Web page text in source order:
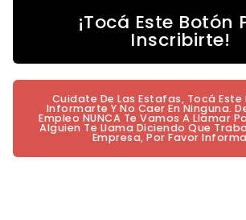
¡Tocá Este Botón
Inscribirte!
Cuidate De Las Estafas, Tocá
Informarte Y No Caer En Ninguna.
Empleo NUNCA Te Vamos A Llamar
Alguien Te Llama Diciendo Que
Empresa, Por Favor